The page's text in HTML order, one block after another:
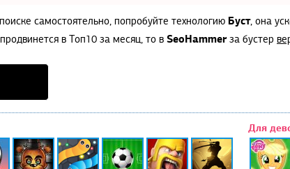
самостоятельно, попробуйте технологию Буст, она
в Топ10 за месяц, то в SeoHammerза бустер
Для